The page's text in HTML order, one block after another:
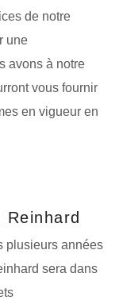
de notre
une
avons à notre
vous fournir
en vigueur en
Reinhard
plusieurs années
sera dans